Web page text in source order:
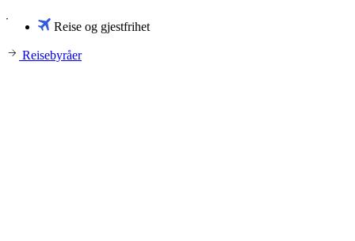
Reise og gjestfrihet
Reisebyråer